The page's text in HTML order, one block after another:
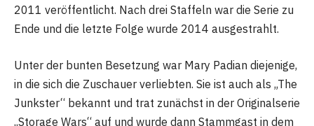
2011 veröffentlicht. Nach drei Staffeln war die Serie zu
Ende und die letzte Folge wurde 2014 ausgestrahlt.
Unter der bunten Besetzung war Mary Padian diejenige,
in die sich die Zuschauer verliebten. Sie ist auch als „The
Junkster“ bekannt und trat zunächst in der Originalserie
„Storage Wars“ auf und wurde dann Stammgast in dem